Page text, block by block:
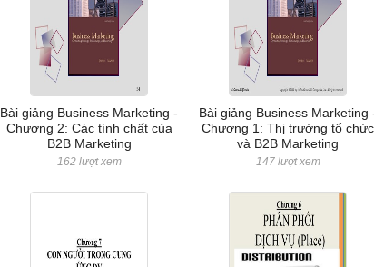
Bài giảng Business Marketing -
Chương 2: Các tính chất của
B2B Marketing
162 lượt xem
Bài giảng Business Marketing
Chương 1: Thị trường tổ chức
và B2B Marketing
147 lượt xem